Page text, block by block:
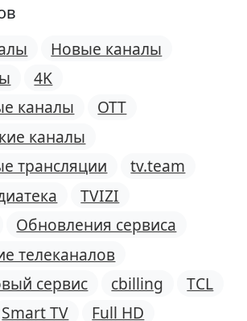
Новые каналы
4K
каналы
OTT
каналы
трансляции
tv.team
TVIZI
Обновления сервиса
телеканалов
сервис
cbilling
TCL
Smart TV
Full HD